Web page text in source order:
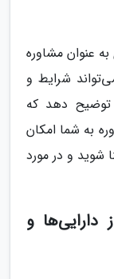
عنوان مشاوره
شرایط و
توضیح دهد که
به شما امکان
شوید و در مورد
و